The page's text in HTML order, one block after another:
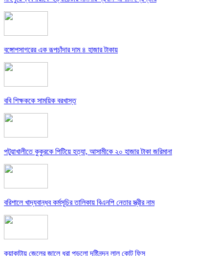
বঙ্গোপসাগরের এক রূপচাঁদার দাম ৪ হাজার টাকায়
ববি শিক্ষককে সাময়িক বরখাস্ত
পটুয়াখালীতে কুকুরকে পিটিয়ে হত্যা, আসামীকে ২০ হাজার টাকা জরিমানা
বরিশালে খাদ্যবান্ধব কর্মসূচির তালিকায় বিএনপি নেতার স্ত্রীর নাম
কুয়াকাটায় জেলের জালে ধরা পড়লো দৃষ্টিনন্দন লাল কোট ফিস